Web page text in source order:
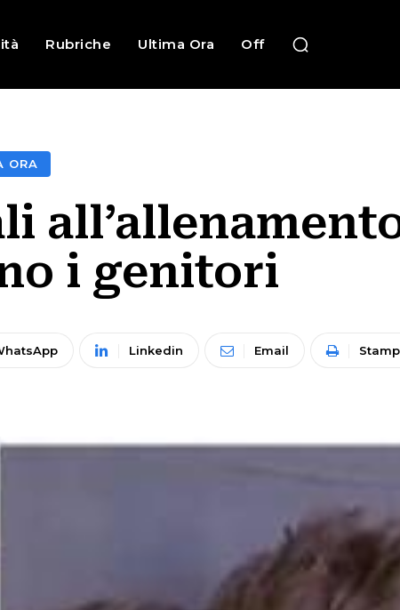
Rubriche Ultima Ora Off
ORA
i genitori
Linkedin Email